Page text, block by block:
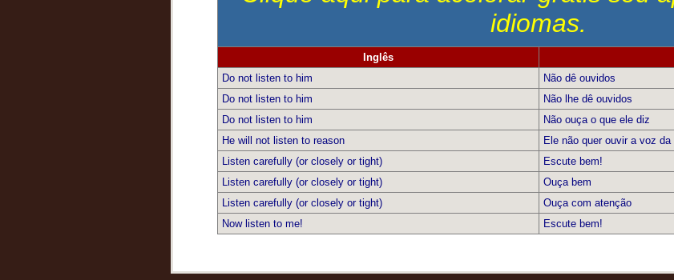
idiomas.
Inglês
Do not listen to him
Não dê ouvidos
Do not listen to him
Não lhe dê ouvidos
Do not listen to him
Não ouça o que ele diz
He will not listen to reason
Ele não quer ouvir a voz da
Listen carefully (or closely or tight)
Escute bem!
Listen carefully (or closely or tight)
Ouça bem
Listen carefully (or closely or tight)
Ouça com atenção
Now listen to me!
Escute bem!